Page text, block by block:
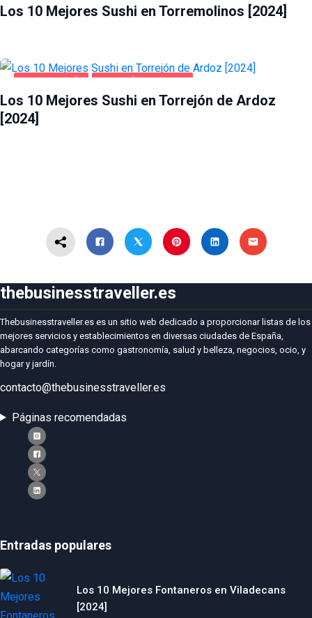
Los 10 Mejores Sushi en Torremolinos [2024]
GASTRONOMÍA TORREJÓN DE ARDOZ
Los 10 Mejores Sushi en Torrejón de Ardoz
[2024]
thebusinesstraveller.es
Thebusinesstraveller.es es un sitio web dedicado a proporcionar listas de los
mejores servicios y establecimientos en diversas ciudades de España,
abarcando categorías como gastronomía, salud y belleza, negocios, ocio, y
hogar y jardín.
contacto@thebusinesstraveller.es
Páginas recomendadas
Entradas populares
Los 10 Mejores Fontaneros en Viladecans
[2024]